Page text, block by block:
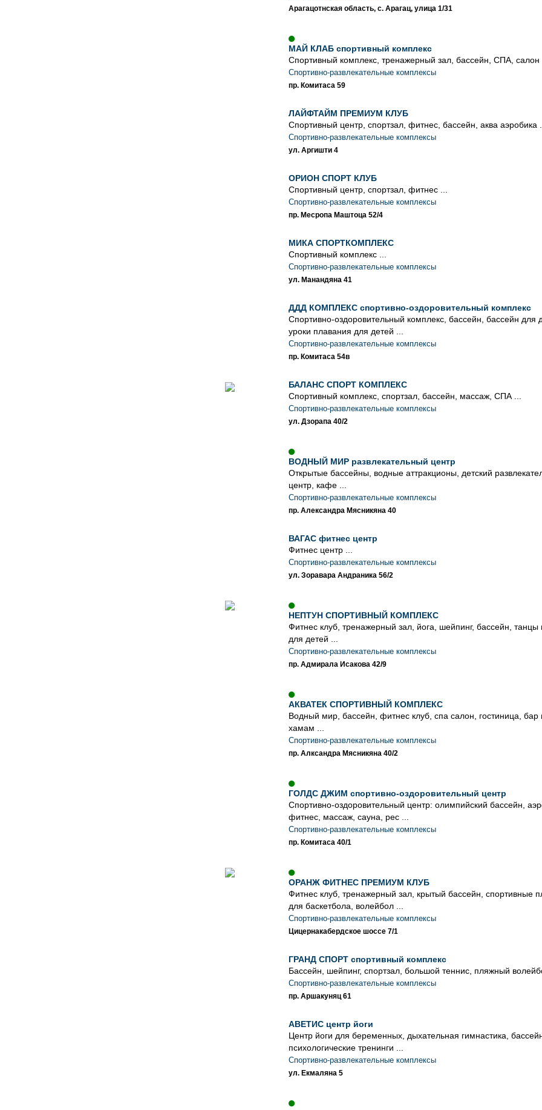
Арагацотнская область, с. Арагац, улица 1/31
МАЙ КЛАБ спортивный комплекс
Спортивный комплекс, тренажерный зал, бассейн, СПА, салон
Спортивно-развлекательные комплексы
пр. Комитаса 59
ЛАЙФТАЙМ ПРЕМИУМ КЛУБ
Спортивный центр, спортзал, фитнес, бассейн, аква аэробика ...
Спортивно-развлекательные комплексы
ул. Аргишти 4
ОРИОН СПОРТ КЛУБ
Спортивный центр, спортзал, фитнес ...
Спортивно-развлекательные комплексы
пр. Месропа Маштоца 52/4
МИКА СПОРТКОМПЛЕКС
Спортивный комплекс ...
Спортивно-развлекательные комплексы
ул. Манандяна 41
ДДД КОМПЛЕКС спортивно-оздоровительный комплекс
Спортивно-оздоровительный комплекс, бассейн, бассейн для
уроки плавания для детей ...
Спортивно-развлекательные комплексы
пр. Комитаса 54в
БАЛАНС СПОРТ КОМПЛЕКС
Спортивный комплекс, спортзал, бассейн, массаж, СПА ...
Спортивно-развлекательные комплексы
ул. Дзорапа 40/2
ВОДНЫЙ МИР развлекательный центр
Открытые бассейны, водные аттракционы, детский
центр, кафе ...
Спортивно-развлекательные комплексы
пр. Александра Мясникяна 40
ВАГАС фитнес центр
Фитнес центр ...
Спортивно-развлекательные комплексы
ул. Зоравара Андраника 56/2
НЕПТУН СПОРТИВНЫЙ КОМПЛЕКС
Фитнес клуб, тренажерный зал, йога, шейпинг, бассейн, танцы
для детей ...
Спортивно-развлекательные комплексы
пр. Адмирала Исакова 42/9
АКВАТЕК СПОРТИВНЫЙ КОМПЛЕКС
Водный мир, бассейн, фитнес клуб, спа салон, гостиница, бар
хамам ...
Спортивно-развлекательные комплексы
пр. Алксандра Мясникяна 40/2
ГОЛДС ДЖИМ спортивно-оздоровительный центр
Спортивно-оздоровительный центр: олимпийский бассейн,
фитнес, массаж, сауна, рес ...
Спортивно-развлекательные комплексы
пр. Комитаса 40/1
ОРАНЖ ФИТНЕС ПРЕМИУМ КЛУБ
Фитнес клуб, тренажерный зал, крытый бассейн, спортивные
для баскетбола, волейбол ...
Спортивно-развлекательные комплексы
Цицернакабердское шоссе 7/1
ГРАНД СПОРТ спортивный комплекс
Бассейн, шейпинг, спортзал, большой теннис, пляжный
Спортивно-развлекательные комплексы
пр. Аршакуняц 61
АВЕТИС центр йоги
Центр йоги для беременных, дыхательная гимнастика,
психологические тренинги ...
Спортивно-развлекательные комплексы
ул. Екмаляна 5